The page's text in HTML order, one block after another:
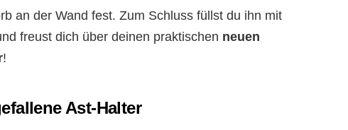
an der Wand fest. Zum Schluss füllst du ihn mit
freust dich über deinen praktischen neuen
!
Ast-Halter